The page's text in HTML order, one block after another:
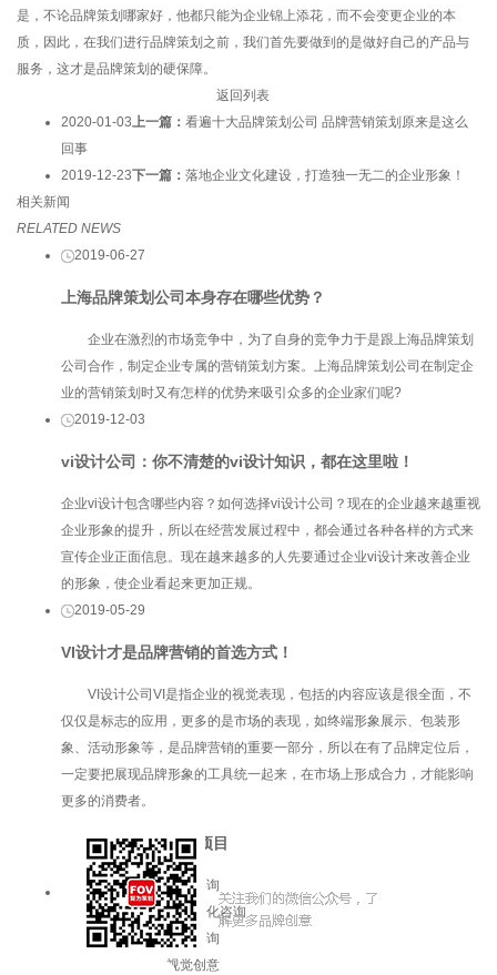
是，不论品牌策划哪家好，他都只能为企业锦上添花，而不会变更企业的本
质，因此，在我们进行品牌策划之前，我们首先要做到的是做好自己的产品与
服务，这才是品牌策划的硬保障。
返回列表
2020-01-03上一篇： 看遍十大品牌策划公司 品牌营销策划原来是这么
回事
2019-12-23下一篇： 落地企业文化建设，打造独一无二的企业形象！
相关新闻
RELATED NEWS
2019-06-27
上海品牌策划公司本身存在哪些优势？
企业在激烈的市场竞争中，为了自身的竞争力于是跟上海品牌策划
公司合作，制定企业专属的营销策划方案。上海品牌策划公司在制定企
业的营销策划时又有怎样的优势来吸引众多的企业家们呢?
2019-12-03
vi设计公司：你不清楚的vi设计知识，都在这里啦！
企业vi设计包含哪些内容？如何选择vi设计公司？现在的企业越来越重视
企业形象的提升，所以在经营发展过程中，都会通过各种各样的方式来
宣传企业正面信息。现在越来越多的人先要通过企业vi设计来改善企业
的形象，使企业看起来更加正规。
2019-05-29
VI设计才是品牌营销的首选方式！
VI设计公司VI是指企业的视觉表现，包括的内容应该是很全面，不
仅仅是标志的应用，更多的是市场的表现，如终端形象展示、包装形
象、活动形象等，是品牌营销的重要一部分，所以在有了品牌定位后，
一定要把展现品牌形象的工具统一起来，在市场上形成合力，才能影响
更多的消费者。
服务项目
品牌咨询
企业文化咨询
增长咨询
视觉创意